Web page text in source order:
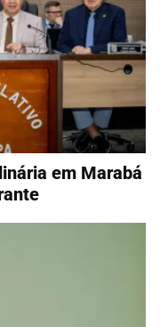
em Marabá